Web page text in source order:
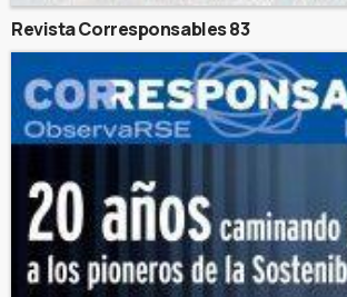
Revista Corresponsables 83